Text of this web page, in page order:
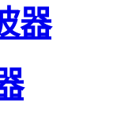
晶振器